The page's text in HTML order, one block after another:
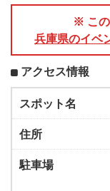
※ この
兵庫県のイベ
アクセス情報
スポット名
住所
駐車場